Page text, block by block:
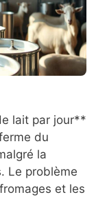
lait par jour**
du
la
Le problème
et les